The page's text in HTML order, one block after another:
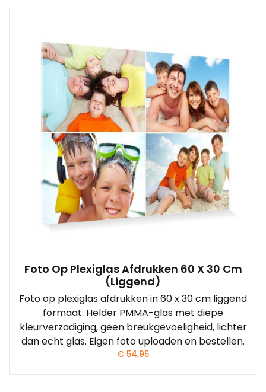
Foto Op Plexiglas Afdrukken 60 X 30 Cm
(liggend)
Foto op plexiglas afdrukken in 60 x 30 cm liggend
formaat. Helder PMMA-glas met diepe
kleurverzadiging, geen breukgevoeligheid, lichter
dan echt glas. Eigen foto uploaden en bestellen.
€ 54,95